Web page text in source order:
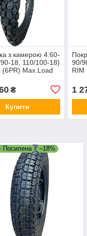
з камерою 4.60-
18, 110/100-18)
(6PR) Max.Load
₴
Купити
90/
RIM
1
Посилена –18%